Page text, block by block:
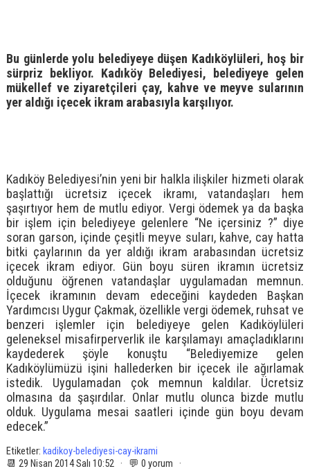
Bu günlerde yolu belediyeye düşen Kadıköylüleri, hoş bir
sürpriz bekliyor. Kadıköy Belediyesi, belediyeye gelen
mükellef ve ziyaretçileri çay, kahve ve meyve sularının
yer aldığı içecek ikram arabasıyla karşılıyor.
Kadıköy Belediyesi’nin yeni bir halkla ilişkiler hizmeti olarak
başlattığı ücretsiz içecek ikramı, vatandaşları hem
şaşırtıyor hem de mutlu ediyor. Vergi ödemek ya da başka
bir işlem için belediyeye gelenlere “Ne içersiniz ?” diye
soran garson, içinde çeşitli meyve suları, kahve, cay hatta
bitki çaylarının da yer aldığı ikram arabasından ücretsiz
içecek ikram ediyor. Gün boyu süren ikramın ücretsiz
olduğunu öğrenen vatandaşlar uygulamadan memnun.
İçecek ikramının devam edeceğini kaydeden Başkan
Yardımcısı Uygur Çakmak, özellikle vergi ödemek, ruhsat ve
benzeri işlemler için belediyeye gelen Kadıköylüleri
geleneksel misafirperverlik ile karşılamayı amaçladıklarını
kaydederek şöyle konuştu “Belediyemize gelen
Kadıköylümüzü işini hallederken bir içecek ile ağırlamak
istedik. Uygulamadan çok memnun kaldılar. Ücretsiz
olmasına da şaşırdılar. Onlar mutlu olunca bizde mutlu
olduk. Uygulama mesai saatleri içinde gün boyu devam
edecek.”
Etiketler: kadikoy-belediyesi-cay-ikrami
📆 29 Nisan 2014 Salı 10:52 · 💬 0 yorum ·